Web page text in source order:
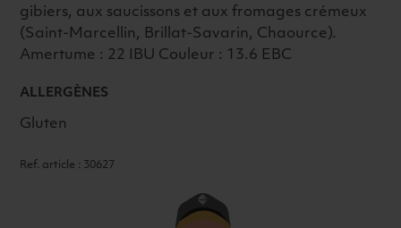
gibiers, aux saucissons et aux fromages crémeux
(Saint-Marcellin, Brillat-Savarin, Chaource).
Amertume : 22 IBU Couleur : 13.6 EBC
ALLERGÈNES
Gluten
Ref. article : 30627